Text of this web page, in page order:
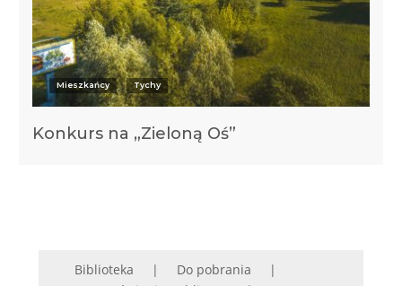
Mieszkańcy Tychy
Konkurs na „Zieloną Oś”
Biblioteka
Do pobrania